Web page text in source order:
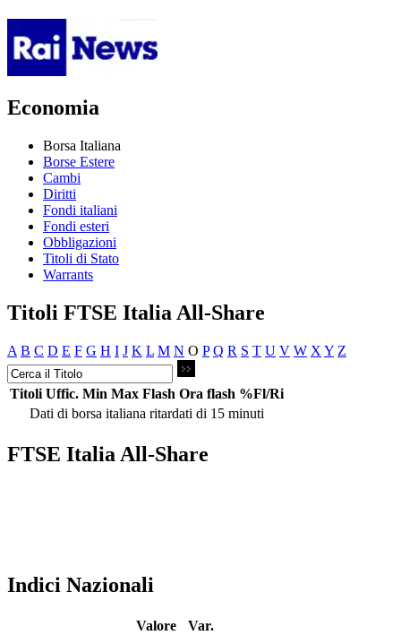
Economia
Borsa Italiana
Borse Estere
Cambi
Diritti
Fondi italiani
Fondi esteri
Obbligazioni
Titoli di Stato
Warrants
Titoli FTSE Italia All-Share
A B C D E F G H I J K L M N O P Q R S T U V W X Y Z
Titoli Uffic. Min Max Flash Ora flash %Fl/Ri
Dati di borsa italiana ritardati di 15 minuti
FTSE Italia All-Share
Indici Nazionali
Valore
Var.